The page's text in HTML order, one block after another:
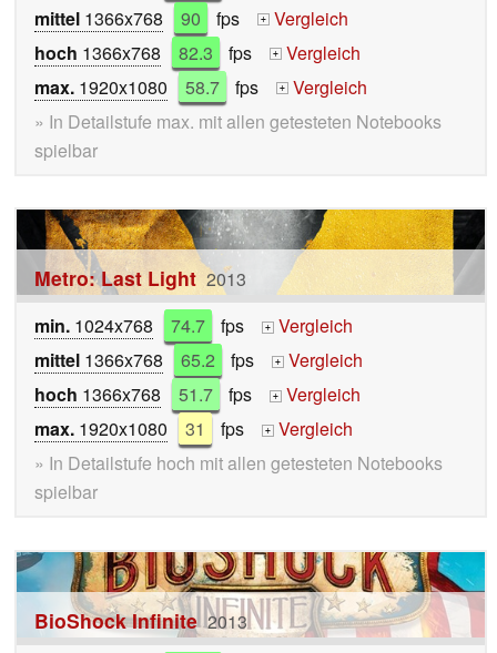
mittel 1366x768 90 fps +
Vergleich
hoch 1366x768 82.3 fps +
Vergleich
max. 1920x1080 58.7 fps +
Vergleich
» In Detailstufe max. mit allen getesteten Notebooks
spielbar
Metro: Last Light 2013
min. 1024x768 74.7 fps +
Vergleich
mittel 1366x768 65.2 fps +
Vergleich
hoch 1366x768 51.7 fps +
Vergleich
max. 1920x1080 31 fps +
Vergleich
» In Detailstufe hoch mit allen getesteten Notebooks
spielbar
BioShock Infinite 2013